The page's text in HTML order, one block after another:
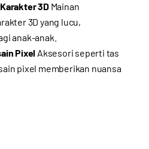
3DMainan
3D yang lucu,
anak-anak.
Pixel Aksesori seperti tas
pixel memberikan nuansa